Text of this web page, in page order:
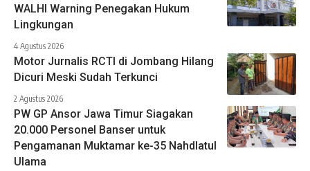
WALHI Warning Penegakan Hukum
Lingkungan
4 Agustus 2026
Motor Jurnalis RCTI di Jombang Hilang
Dicuri Meski Sudah Terkunci
2 Agustus 2026
PW GP Ansor Jawa Timur Siagakan
20.000 Personel Banser untuk
Pengamanan Muktamar ke-35 Nahdlatul
Ulama